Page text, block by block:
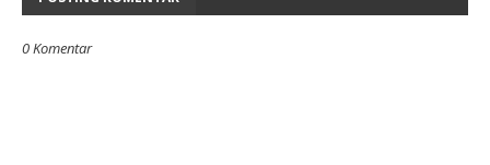
0 Komentar